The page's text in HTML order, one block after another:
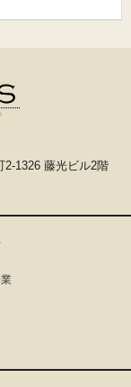
2-1326 藤光ビル2階